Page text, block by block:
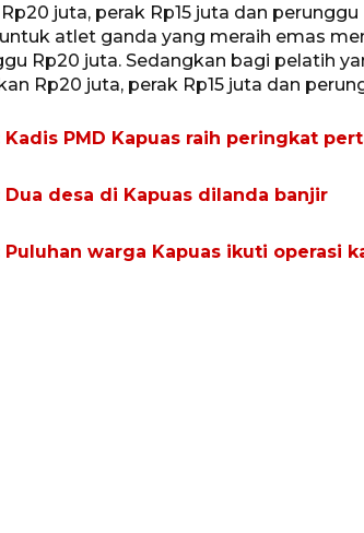
juta, perak Rp15 juta dan perunggu
atlet ganda yang meraih emas
Rp20 juta. Sedangkan bagi pelatih
Rp20 juta, perak Rp15 juta dan
Kadis PMD Kapuas raih peringkat
Dua desa di Kapuas dilanda banjir
Puluhan warga Kapuas ikuti operasi